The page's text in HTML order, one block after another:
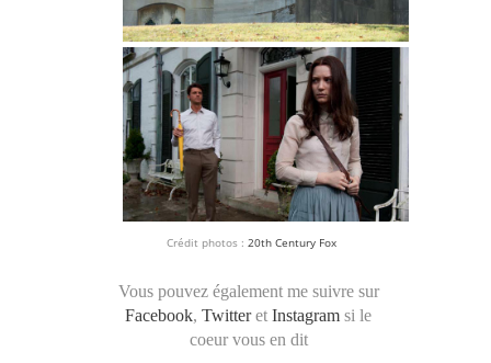
Crédit photos : 20th Century Fox
Vous pouvez également me suivre sur
Facebook, Twitteret Instagram si le
coeur vous en dit